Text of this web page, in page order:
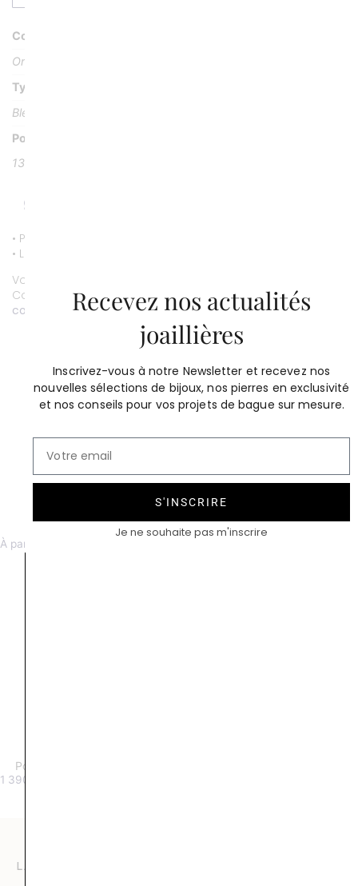
Couleur
Or jaune 18K
Type Pierre
Bleu roi laqué
Poids Pierre
13 x 9 mm
• Paiement par CB entièrement sécurisé.
• Livraison gratuite.
Vous souhaitez personnaliser ce bijou ?
Contactez-nous au01 53 81 69 08
contact@compagniedesgemmes.com
Paraty malachite
À partir de 1700 €
Perron royale tanzanite
Poppy Blue bague turquoise
1 390
LA COMPAGNIE DES GEMMES
Recevez nos actualités
joaillières
Inscrivez-vous à notre Newsletter et recevez nos
nouvelles sélections de bijoux, nos pierres en exclusivité
et nos conseils pour vos projets de bague sur mesure.
S'INSCRIRE
Je ne souhaite pas m'inscrire